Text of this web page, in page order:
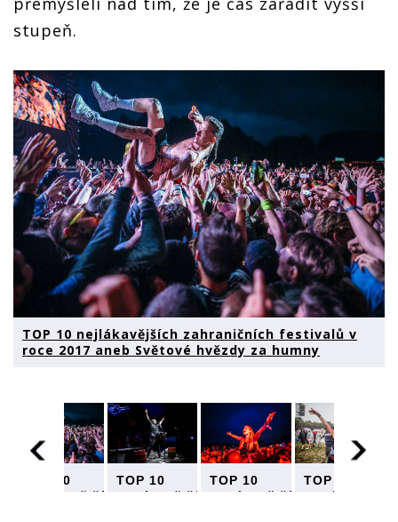
stupeň.
TOP 10 nejlákavějších zahraničních festivalů v
roce 2017 aneb Světové hvězdy za humny
TOP 10
nejlákavějších
TOP 10
nejlákavějších
TOP 10
nejlákavějších
TOP 10